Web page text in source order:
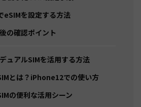
eSIMを設定する方法
の確認ポイント
ュアルSIMを活用する方法
とは？iPhone12での使い方
の便利な活用シーン